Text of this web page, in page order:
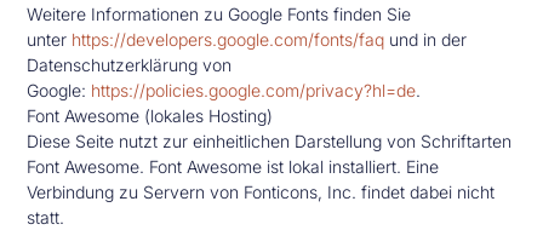
Weitere Informationen zu Google Fonts finden Sie
unter https://developers.google.com/fonts/faq und in der
Datenschutzerklärung von
Google: https://policies.google.com/privacy?hl=de.
Font Awesome (lokales Hosting)
Diese Seite nutzt zur einheitlichen Darstellung von Schriftarten
Font Awesome. Font Awesome ist lokal installiert. Eine
Verbindung zu Servern von Fonticons, Inc. findet dabei nicht
statt.